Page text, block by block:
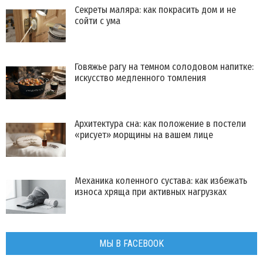
Секреты маляра: как покрасить дом и не
сойти с ума
Говяжье рагу на темном солодовом напитке:
искусство медленного томления
Архитектура сна: как положение в постели
«рисует» морщины на вашем лице
Механика коленного сустава: как избежать
износа хряща при активных нагрузках
МЫ В FACEBOOK